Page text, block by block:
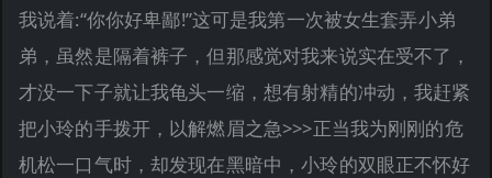
我说着:“你你好卑鄙!”这可是我第一次被女生套弄小弟
弟，虽然是隔着裤子，但那感觉对我来说实在受不了，
才没一下子就让我龟头一缩，想有射精的冲动，我赶紧
把小玲的手拨开，以解燃眉之急>>>正当我为刚刚的危
机松一口气时，却发现在黑暗中，小玲的双眼正不怀好